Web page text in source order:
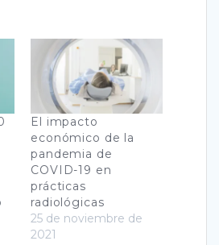
El impacto
económico de la
pandemia de
COVID-19 en
prácticas
radiológicas
25 de noviembre de
2021